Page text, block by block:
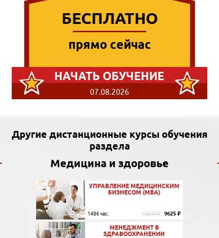
БЕСПЛАТНО
прямо сейчас
НАЧАТЬ ОБУЧЕНИЕ
07.08.2026
Другие дистанционные курсы обучения
раздела
Медицина и здоровье
УПРАВЛЕНИЕ МЕДИЦИНСКИМ
БИЗНЕСОМ (MBA)
1486 час. 19250 ₽ 9625 ₽
МЕНЕДЖМЕНТ В
ЗДРАВООХРАНЕНИИ